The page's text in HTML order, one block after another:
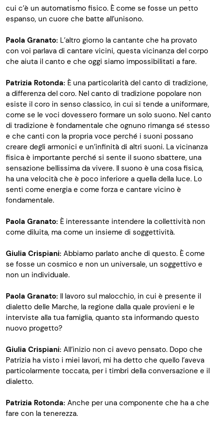
cui c’è un automatismo fisico. È come se fosse un petto
espanso, un cuore che batte all’unisono.
Paola Granato: L’altro giorno la cantante che ha provato
con voi parlava di cantare vicini, questa vicinanza del corpo
che aiuta il canto e che oggi siamo impossibilitati a fare.
Patrizia Rotonda: È una particolarità del canto di tradizione,
a differenza del coro. Nel canto di tradizione popolare non
esiste il coro in senso classico, in cui si tende a uniformare,
come se le voci dovessero formare un solo suono. Nel canto
di tradizione è fondamentale che ognuno rimanga sé stesso
e che canti con la propria voce perché i suoni possano
creare degli armonici e un’infinità di altri suoni. La vicinanza
fisica è importante perché si sente il suono sbattere, una
sensazione bellissima da vivere. Il suono è una cosa fisica,
ha una velocità che è poco inferiore a quella della luce. Lo
senti come energia e come forza e cantare vicino è
fondamentale.
Paola Granato: È interessante intendere la collettività non
come diluita, ma come un insieme di soggettività.
Giulia Crispiani: Abbiamo parlato anche di questo. È come
se fosse un cosmico e non un universale, un soggettivo e
non un individuale.
Paola Granato: Il lavoro sul malocchio, in cui è presente il
dialetto delle Marche, la regione dalla quale provieni e le
interviste alla tua famiglia, quanto sta informando questo
nuovo progetto?
Giulia Crispiani: All’inizio non ci avevo pensato. Dopo che
Patrizia ha visto i miei lavori, mi ha detto che quello l’aveva
particolarmente toccata, per i timbri della conversazione e il
dialetto.
Patrizia Rotonda: Anche per una componente che ha a che
fare con la tenerezza.